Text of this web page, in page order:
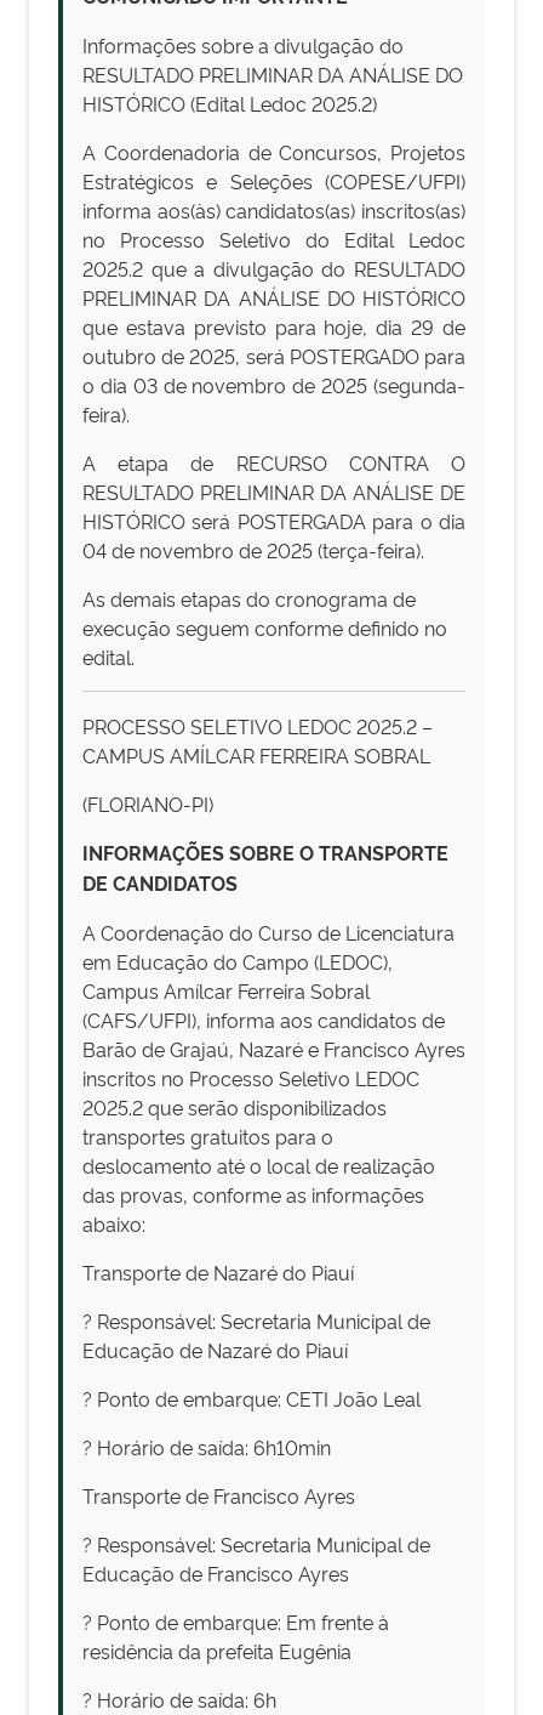
Informações sobre a divulgação do
RESULTADO PRELIMINAR DA ANÁLISE DO
HISTÓRICO (Edital Ledoc 2025.2)
A Coordenadoria de Concursos, Projetos
Estratégicos e Seleções (COPESE/UFPI)
informa aos(às) candidatos(as) inscritos(as)
no Processo Seletivo do Edital Ledoc
2025.2 que a divulgação do RESULTADO
PRELIMINAR DA ANÁLISE DO HISTÓRICO
que estava previsto para hoje, dia 29 de
outubro de 2025, será POSTERGADO para
o dia 03 de novembro de 2025 (segunda-
feira).
A etapa de RECURSO CONTRA O
RESULTADO PRELIMINAR DA ANÁLISE DE
HISTÓRICO será POSTERGADA para o dia
04 de novembro de 2025 (terça-feira).
As demais etapas do cronograma de
execução seguem conforme definido no
edital.
PROCESSO SELETIVO LEDOC 2025.2 –
CAMPUS AMÍLCAR FERREIRA SOBRAL
(FLORIANO-PI)
INFORMAÇÕES SOBRE O TRANSPORTE
DE CANDIDATOS
A Coordenação do Curso de Licenciatura
em Educação do Campo (LEDOC),
Campus Amílcar Ferreira Sobral
(CAFS/UFPI), informa aos candidatos de
Barão de Grajaú, Nazaré e Francisco Ayres
inscritos no Processo Seletivo LEDOC
2025.2 que serão disponibilizados
transportes gratuitos para o
deslocamento até o local de realização
das provas, conforme as informações
abaixo:
Transporte de Nazaré do Piauí
? Responsável: Secretaria Municipal de
Educação de Nazaré do Piauí
? Ponto de embarque: CETI João Leal
? Horário de saída: 6h10min
Transporte de Francisco Ayres
? Responsável: Secretaria Municipal de
Educação de Francisco Ayres
? Ponto de embarque: Em frente à
residência da prefeita Eugênia
? Horário de saída: 6h